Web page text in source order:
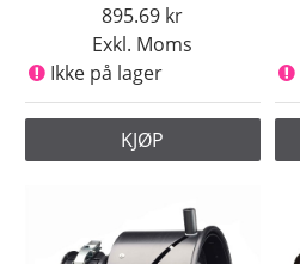
Exkl. Moms
895.69
Ikke på lager
KJØP